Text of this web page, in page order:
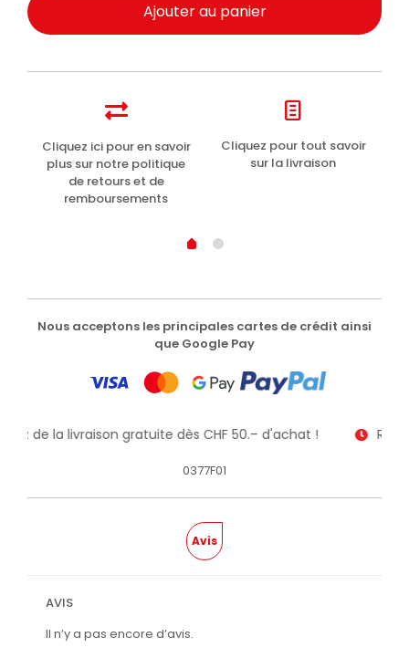
Ajouter au panier
Cliquez ici pour en savoir
plus sur notre politique
de retours et de
remboursements
Cliquez pour tout savoir
sur la livraison
Nous acceptons les principales cartes de crédit ainsi
que Google Pay
de la livraison gratuite dès CHF 50.– d'achat !
0377F01
Avis
AVIS
Il n’y a pas encore d’avis.